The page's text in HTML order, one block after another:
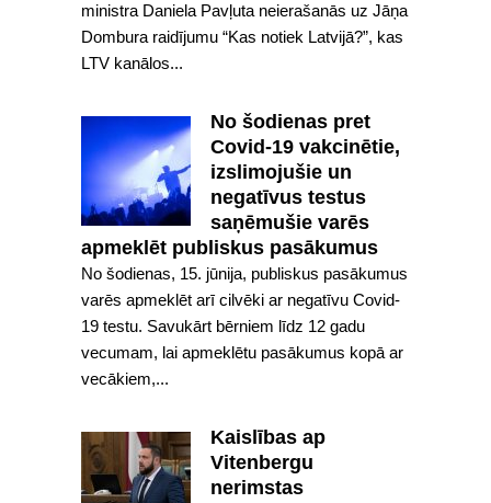
ministra Daniela Pavļuta neierašanās uz Jāņa
Dombura raidījumu “Kas notiek Latvijā?”, kas
LTV kanālos...
No šodienas pret
Covid-19 vakcinētie,
izslimojušie un
negatīvus testus
saņēmušie varēs
apmeklēt publiskus pasākumus
No šodienas, 15. jūnija, publiskus pasākumus
varēs apmeklēt arī cilvēki ar negatīvu Covid-
19 testu. Savukārt bērniem līdz 12 gadu
vecumam, lai apmeklētu pasākumus kopā ar
vecākiem,...
Kaislības ap
Vitenbergu
nerimstas